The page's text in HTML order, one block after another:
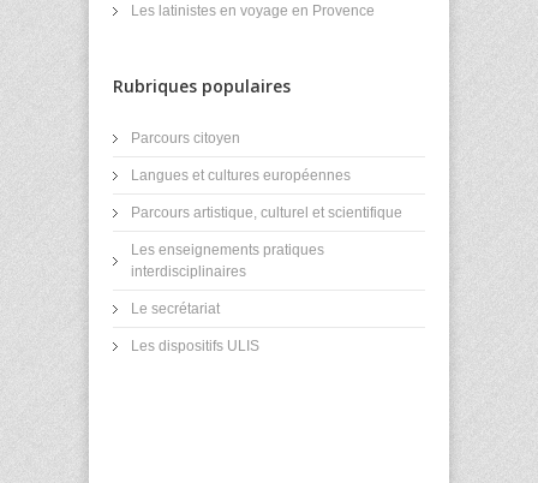
Les latinistes en voyage en Provence
Rubriques populaires
Parcours citoyen
Langues et cultures européennes
Parcours artistique, culturel et scientifique
Les enseignements pratiques
interdisciplinaires
Le secrétariat
Les dispositifs ULIS